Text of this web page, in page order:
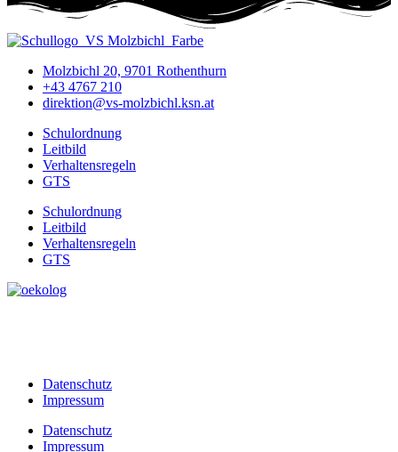
Molzbichl 20, 9701 Rothenthurn
+43 4767 210
direktion@vs-molzbichl.ksn.at
Schulordnung
Leitbild
Verhaltensregeln
GTS
Schulordnung
Leitbild
Verhaltensregeln
GTS
Datenschutz
Impressum
Datenschutz
Impressum